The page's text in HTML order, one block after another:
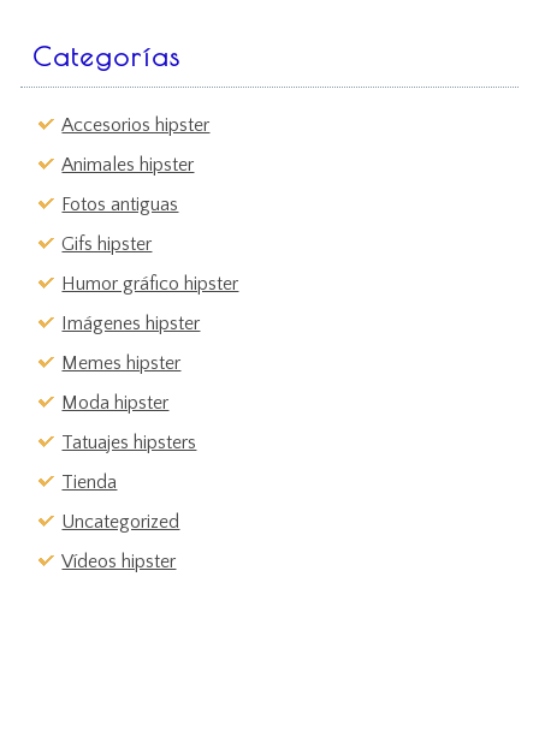
Categorías
Accesorios hipster
Animales hipster
Fotos antiguas
Gifs hipster
Humor gráfico hipster
Imágenes hipster
Memes hipster
Moda hipster
Tatuajes hipsters
Tienda
Uncategorized
Vídeos hipster